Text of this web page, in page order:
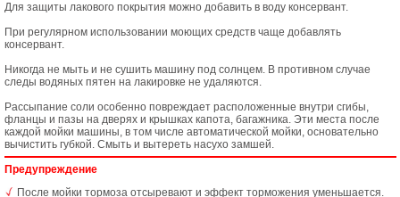
Для защиты лакового покрытия можно добавить в воду консервант.
При регулярном использовании моющих средств чаще добавлять
консервант.
Никогда не мыть и не сушить машину под солнцем. В противном случае
следы водяных пятен на лакировке не удаляются.
Рассыпание соли особенно повреждает расположенные внутри сгибы,
фланцы и пазы на дверях и крышках капота, багажника. Эти места после
каждой мойки машины, в том числе автоматической мойки, основательно
вычистить губкой. Смыть и вытереть насухо замшей.
Предупреждение
После мойки тормоза отсыревают и эффект торможения уменьшается.